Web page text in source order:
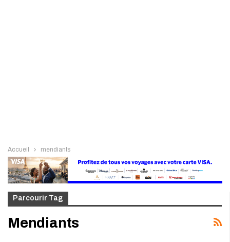
Accueil mendiants
Parcourir Tag
Mendiants